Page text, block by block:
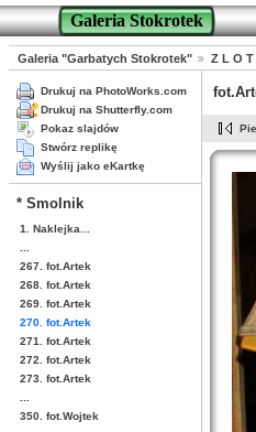
Galeria Stokrotek
Galeria "Garbatych Stokrotek" Z L O T
Drukuj na PhotoWorks.com
Drukuj na Shutterfly.com
Pokaz slajdów
Stwórz replikę
Wyślij jako eKartkę
* Smolnik
1. Naklejka...
267. fot.Artek
268. fot.Artek
269. fot.Artek
270. fot.Artek
271. fot.Artek
272. fot.Artek
273. fot.Artek
350. fot.Wojtek